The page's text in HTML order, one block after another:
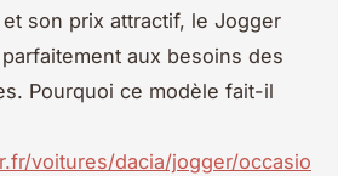
et son prix attractif, le Jogger
aux besoins des
Pourquoi ce modèle fait-il
voitures/dacia/jogger/occasio